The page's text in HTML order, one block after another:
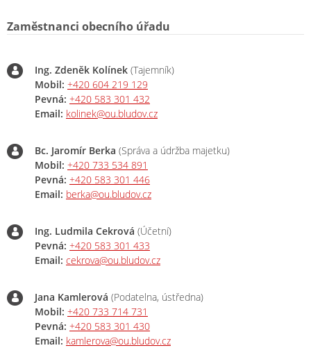
Zaměstnanci obecního úřadu
Ing. Zdeněk Kolínek (Tajemník)
Mobil: +420 604 219 129
Pevná: +420 583 301 432
Email: kolinek@ou.bludov.cz
Bc. Jaromír Berka (Správa a údržba majetku)
Mobil: +420 733 534 891
Pevná: +420 583 301 446
Email: berka@ou.bludov.cz
Ing. Ludmila Cekrová (Účetní)
Pevná: +420 583 301 433
Email: cekrova@ou.bludov.cz
Jana Kamlerová (Podatelna, ústředna)
Mobil: +420 733 714 731
Pevná: +420 583 301 430
Email: kamlerova@ou.bludov.cz